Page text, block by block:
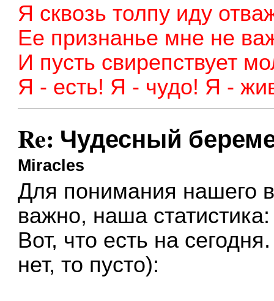
Я сквозь толпу иду
Ее признанье мне не
И пусть свирепствует
Я - есть! Я - чудо! Я -
Re: Чудесный
Miracles
Для понимания нашего
важно, наша статистика:
Вот, что есть на
нет, то пусто):